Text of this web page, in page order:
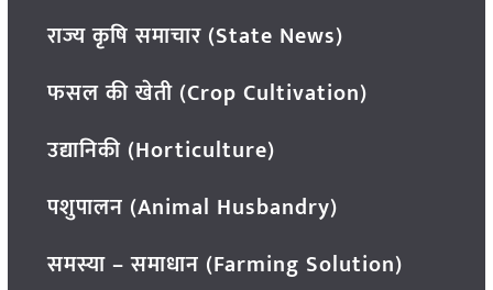
राज्य कृषि समाचार (State News)
फसल की खेती (Crop Cultivation)
उद्यानिकी (Horticulture)
पशुपालन (Animal Husbandry)
समस्या – समाधान (Farming Solution)